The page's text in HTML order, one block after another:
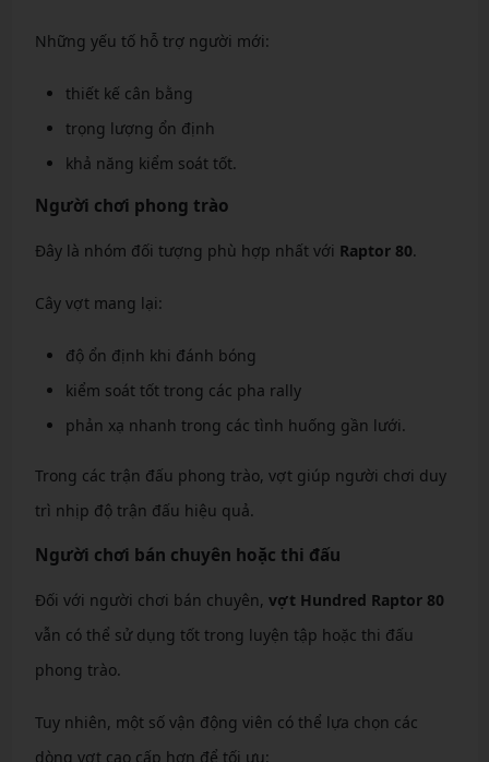
Những yếu tố hỗ trợ người mới:
thiết kế cân bằng
trọng lượng ổn định
khả năng kiểm soát tốt.
Người chơi phong trào
Đây là nhóm đối tượng phù hợp nhất với Raptor 80.
Cây vợt mang lại:
độ ổn định khi đánh bóng
kiểm soát tốt trong các pha rally
phản xạ nhanh trong các tình huống gần lưới.
Trong các trận đấu phong trào, vợt giúp người chơi duy
trì nhịp độ trận đấu hiệu quả.
Người chơi bán chuyên hoặc thi đấu
Đối với người chơi bán chuyên, vợt Hundred Raptor 80
vẫn có thể sử dụng tốt trong luyện tập hoặc thi đấu
phong trào.
Tuy nhiên, một số vận động viên có thể lựa chọn các
dòng vợt cao cấp hơn để tối ưu: